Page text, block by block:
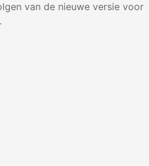
van de nieuwe versie voor